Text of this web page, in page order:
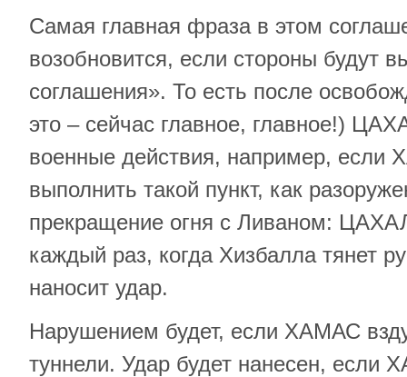
Самая главная фраза в этом
возобновится, если стороны будут
соглашения». То есть после
это – сейчас главное, главное!)
военные действия, например, если
выполнить такой пункт, как
прекращение огня с Ливаном:
каждый раз, когда Хизбалла тянет
наносит удар.
Нарушением будет, если ХАМАС
туннели. Удар будет нанесен, если